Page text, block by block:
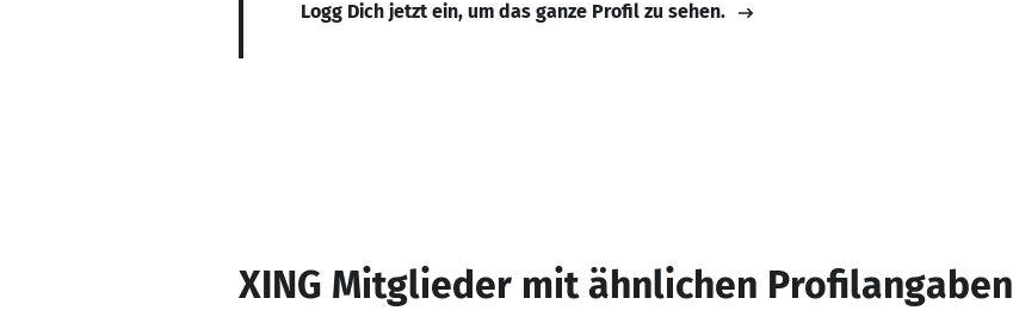
Logg Dich jetzt ein, um das ganze Profil zu sehen.
XING Mitglieder mit ähnlichen Profilangaben